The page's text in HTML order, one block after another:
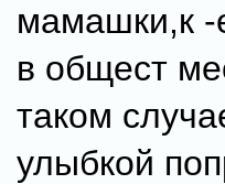
мамашки,к -
в общест
таком
улыбкой